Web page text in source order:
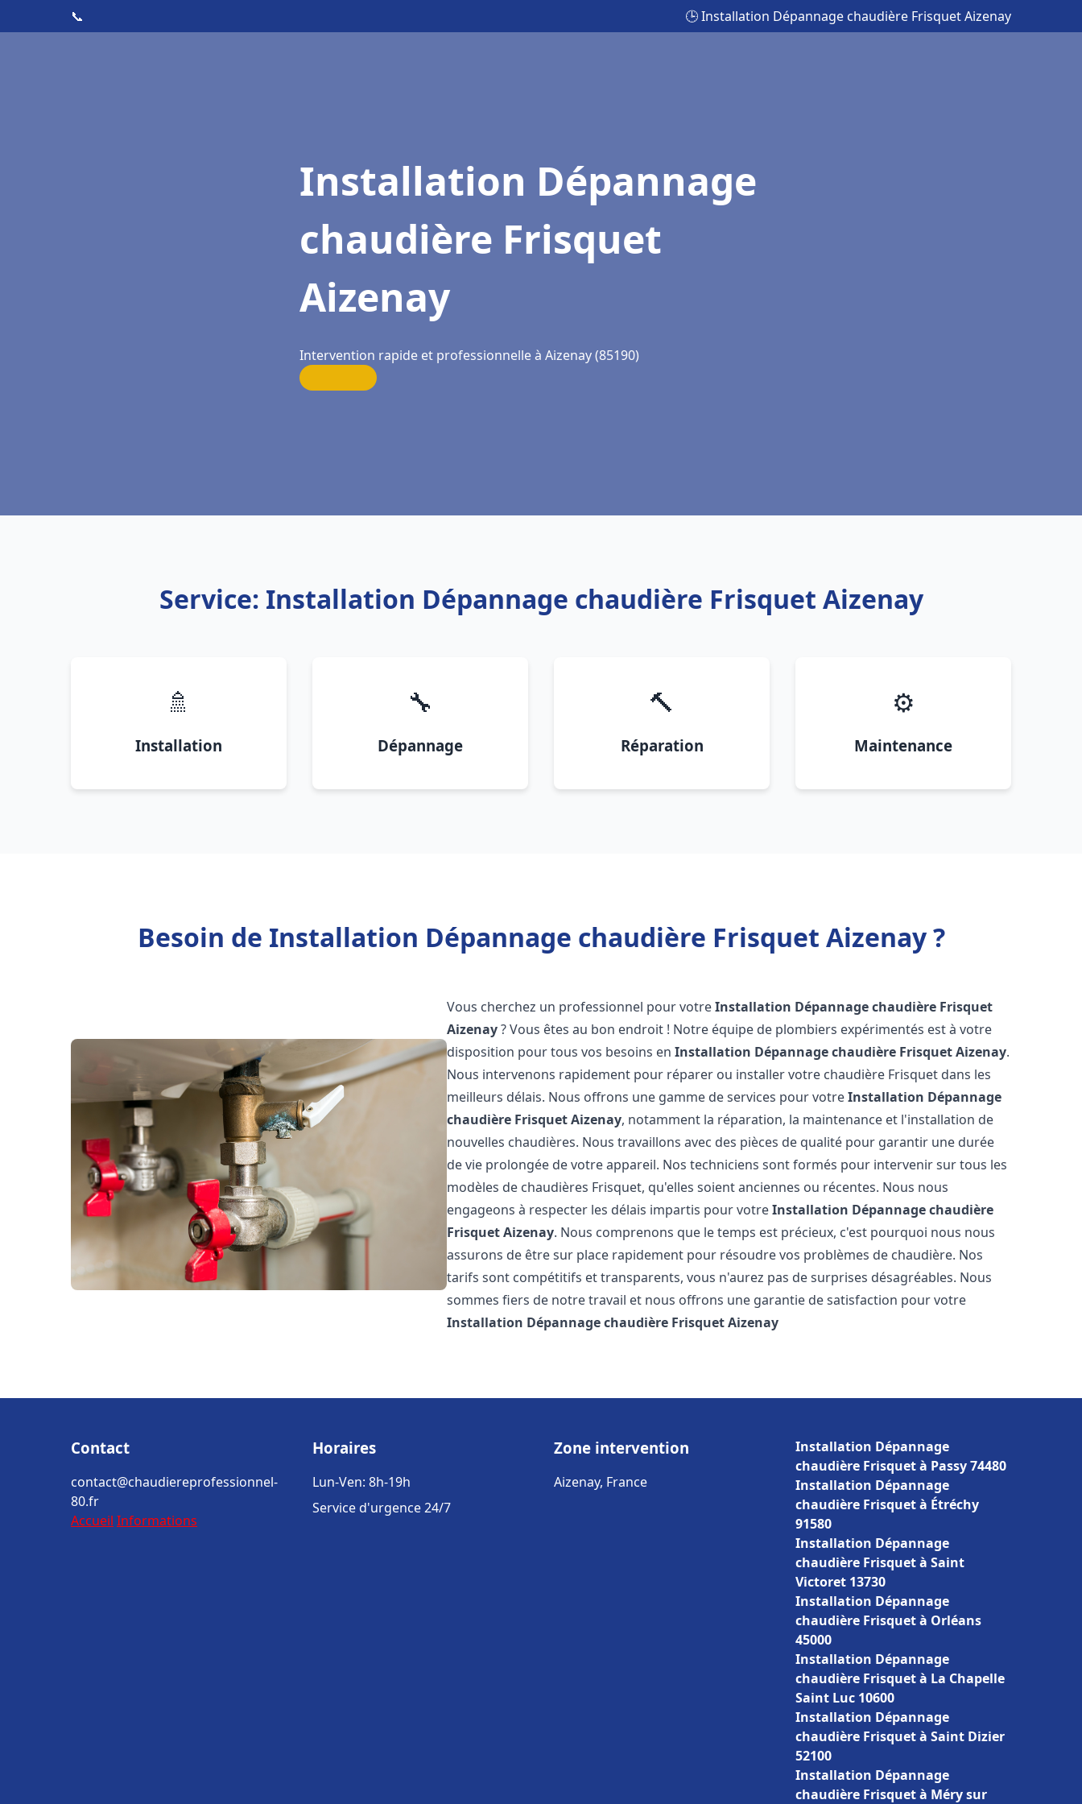
📞 🕒 Installation Dépannage chaudière Frisquet Aizenay
Installation Dépannage
chaudière Frisquet
Aizenay
Intervention rapide et professionnelle à Aizenay (85190)
Service: Installation Dépannage chaudière Frisquet Aizenay
🚿
Installation
🔧
Dépannage
🔨
Réparation
⚙️
Maintenance
Besoin de Installation Dépannage chaudière Frisquet Aizenay ?
Vous cherchez un professionnel pour votreInstallation Dépannage chaudière Frisquet
Aizenay? Vous êtes au bon endroit ! Notre équipe de plombiers expérimentés est à votre
disposition pour tous vos besoins enInstallation Dépannage chaudière FrisquetAizenay.
Nous intervenons rapidement pour réparer ou installer votre chaudière Frisquet dans les
meilleurs délais. Nous offrons une gamme de services pour votreInstallation Dépannage
chaudière FrisquetAizenay, notamment la réparation, la maintenance et l'installation de
nouvelles chaudières. Nous travaillons avec des pièces de qualité pour garantir une durée
de vie prolongée de votre appareil. Nos techniciens sont formés pour intervenir sur tous les
modèles de chaudières Frisquet, qu'elles soient anciennes ou récentes. Nous nous
engageons à respecter les délais impartis pour votreInstallation Dépannage chaudière
FrisquetAizenay. Nous comprenons que le temps est précieux, c'est pourquoi nous nous
assurons de être sur place rapidement pour résoudre vos problèmes de chaudière. Nos
tarifs sont compétitifs et transparents, vous n'aurez pas de surprises désagréables. Nous
sommes fiers de notre travail et nous offrons une garantie de satisfaction pour votre
Installation Dépannage chaudière FrisquetAizenay
Contact
contact@chaudiereprofessionnel-
80.fr
Accueil Informations
Horaires
Lun-Ven: 8h-19h
Service d'urgence 24/7
Zone intervention
Aizenay, France
Installation Dépannage
chaudière Frisquet à Passy 74480
Installation Dépannage
chaudière Frisquet à Étréchy
91580
Installation Dépannage
chaudière Frisquet à Saint
Victoret 13730
Installation Dépannage
chaudière Frisquet à Orléans
45000
Installation Dépannage
chaudière Frisquet à La Chapelle
Saint Luc 10600
Installation Dépannage
chaudière Frisquet à Saint Dizier
52100
Installation Dépannage
chaudière Frisquet à Méry sur